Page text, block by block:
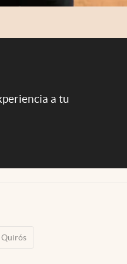
a tu
Quirós